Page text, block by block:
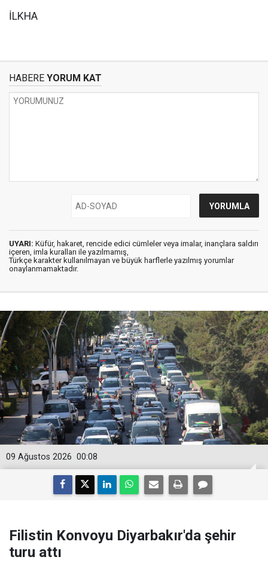
İLKHA
HABERE YORUM KAT
UYARI: Küfür, hakaret, rencide edici cümleler veya imalar, inançlara saldırı
içeren, imla kuralları ile yazılmamış,
Türkçe karakter kullanılmayan ve büyük harflerle yazılmış yorumlar
onaylanmamaktadır.
00:08
09 Ağustos 2026
Filistin Konvoyu Diyarbakır'da şehir
turu attı